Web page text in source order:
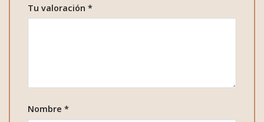
Tu valoración *
Nombre *